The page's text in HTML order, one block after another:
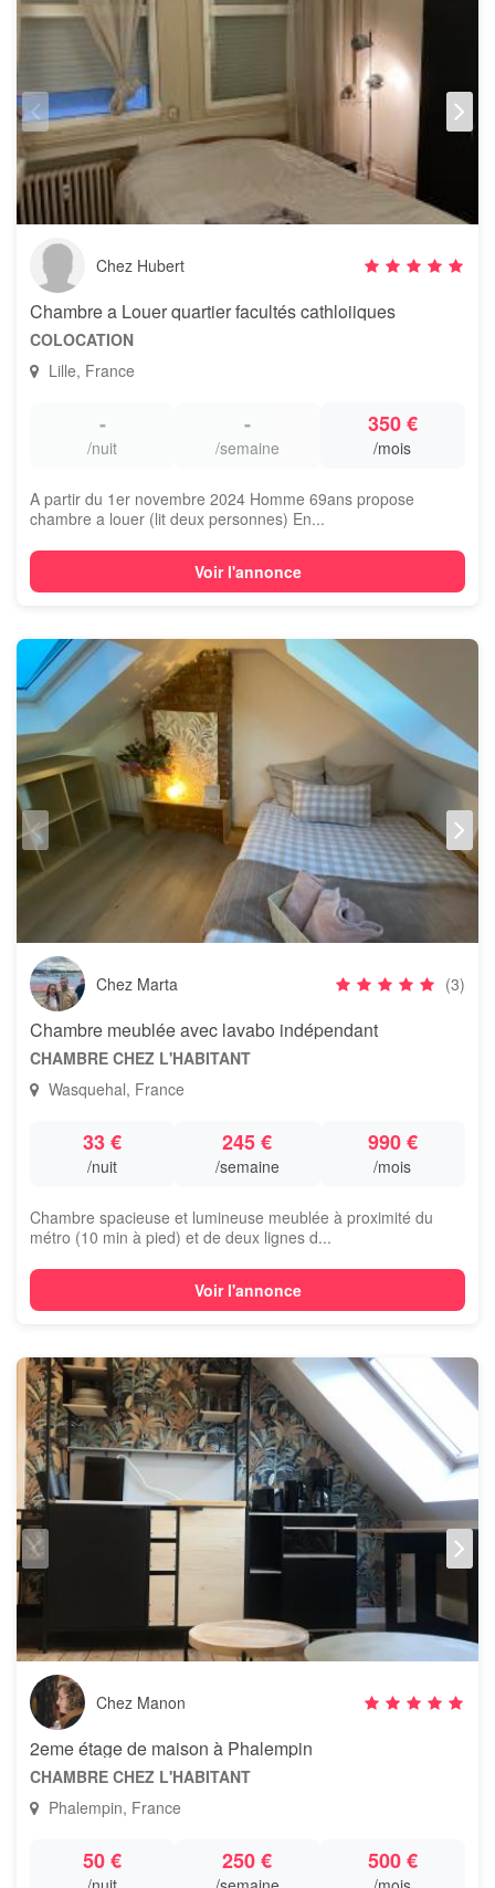
Chez Hubert
Chambre a Louer quartier facultés cathloiiques
COLOCATION
Lille, France
-
/nuit
-
/semaine
350 €
/mois
A partir du 1er novembre 2024 Homme 69ans propose
chambre a louer (lit deux personnes) En...
Voir l'annonce
Chez Marta (3)
Chambre meublée avec lavabo indépendant
CHAMBRE CHEZ L'HABITANT
Wasquehal, France
33 €
/nuit
245 €
/semaine
990 €
/mois
Chambre spacieuse et lumineuse meublée à proximité du
métro (10 min à pied) et de deux lignes d...
Voir l'annonce
Chez Manon
2eme étage de maison à Phalempin
CHAMBRE CHEZ L'HABITANT
Phalempin, France
50 € 250 € 500 €